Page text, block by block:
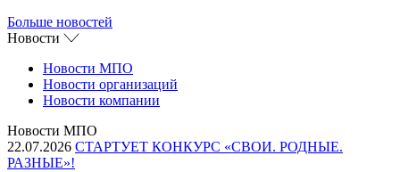
Больше новостей
Новости
Новости МПО
Новости организаций
Новости компании
Новости МПО
22.07.2026 СТАРТУЕТ КОНКУРС «СВОИ. РОДНЫЕ.
РАЗНЫЕ»!